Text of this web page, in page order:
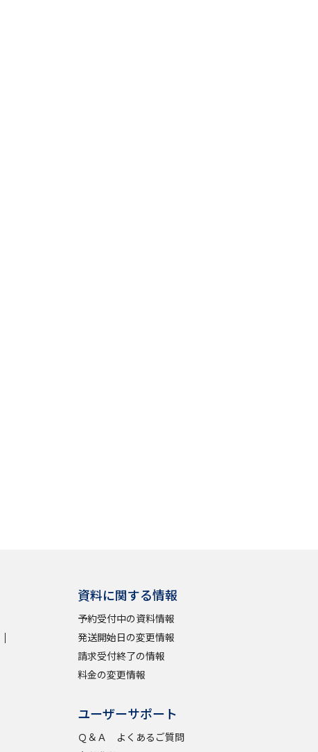
資料に関する情報
予約受付中の資料情報
発送開始日の変更情報
請求受付終了の情報
料金の変更情報
ユーザーサポート
Ｑ＆Ａ よくあるご質問